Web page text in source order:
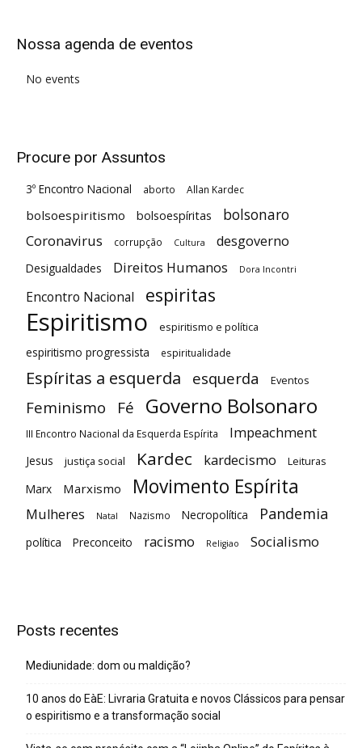
Nossa agenda de eventos
No events
Procure por Assuntos
3º Encontro Nacional aborto Allan Kardec
bolsoespiritismo bolsoespíritas bolsonaro
Coronavirus corrupção Cultura desgoverno
Desigualdades Direitos Humanos Dora Incontri
Encontro Nacional espiritas
Espiritismo espiritismo e política
espiritismo progressista espiritualidade
Espíritas a esquerda esquerda Eventos
Feminismo Fé Governo Bolsonaro
III Encontro Nacional da Esquerda Espírita Impeachment
Jesus justiça social Kardec kardecismo Leituras
Marx Marxismo Movimento Espírita
Mulheres Natal Nazismo Necropolítica Pandemia
política Preconceito racismo Religiao Socialismo
Posts recentes
Mediunidade: dom ou maldição?
10 anos do EàE: Livraria Gratuita e novos Clássicos para pensar
o espiritismo e a transformação social